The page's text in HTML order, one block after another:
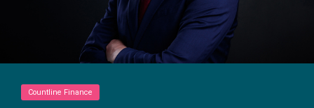
Countline Finance